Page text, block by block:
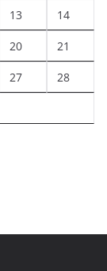
13 14
20 21
27 28